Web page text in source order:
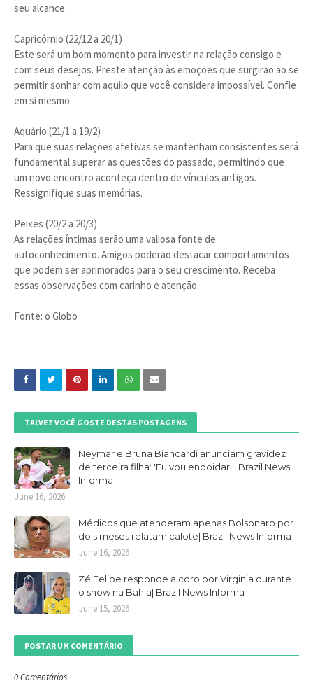
seu alcance.
Capricórnio (22/12 a 20/1)
Este será um bom momento para investir na relação consigo e
com seus desejos. Preste atenção às emoções que surgirão ao se
permitir sonhar com aquilo que você considera impossível. Confie
em si mesmo.
Aquário (21/1 a 19/2)
Para que suas relações afetivas se mantenham consistentes será
fundamental superar as questões do passado, permitindo que
um novo encontro aconteça dentro de vínculos antigos.
Ressignifique suas memórias.
Peixes (20/2 a 20/3)
As relações íntimas serão uma valiosa fonte de
autoconhecimento. Amigos poderão destacar comportamentos
que podem ser aprimorados para o seu crescimento. Receba
essas observações com carinho e atenção.
Fonte: o Globo
TALVEZ VOCÊ GOSTE DESTAS POSTAGENS
Neymar e Bruna Biancardi anunciam gravidez
de terceira filha: 'Eu vou endoidar' | Brazil News
Informa
June 16, 2026
Médicos que atenderam apenas Bolsonaro por
dois meses relatam calote| Brazil News Informa
June 16, 2026
Zé Felipe responde a coro por Virginia durante
o show na Bahia| Brazil News Informa
June 15, 2026
POSTAR UM COMENTÁRIO
0 Comentários